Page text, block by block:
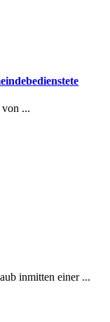
...
inmitten einer ...